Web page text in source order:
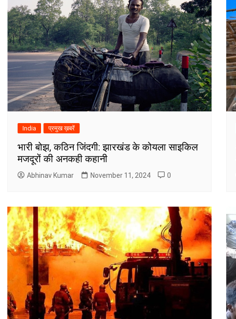
India प्रमुख ख़बरें
भारी बोझ, कठिन जिंदगी: झारखंड के कोयला साइकिल
मजदूरों की अनकही कहानी
Abhinav Kumar November 11, 2024 0